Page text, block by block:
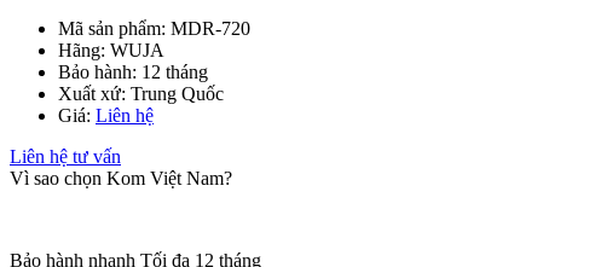
Mã sản phẩm: MDR-720
Hãng: WUJA
Bảo hành: 12 tháng
Xuất xứ: Trung Quốc
Giá: Liên hệ
Liên hệ tư vấn
Vì sao chọn Kom Việt Nam?
Bảo hành nhanh Tối đa 12 tháng